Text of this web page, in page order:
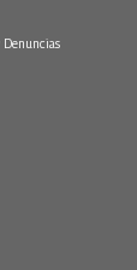
Denuncias